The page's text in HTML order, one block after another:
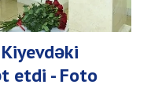
etdi - Foto